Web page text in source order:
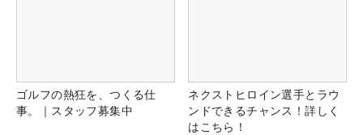
ゴルフの熱狂を、つくる仕
事。｜スタッフ募集中
ネクストヒロイン選手とラウ
ンドできるチャンス！詳しく
はこちら！